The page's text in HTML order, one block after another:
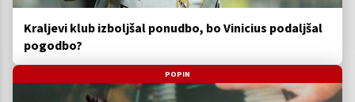
Kraljevi klub izboljšal ponudbo, bo Vinicius podaljšal
pogodbo?
POPIN